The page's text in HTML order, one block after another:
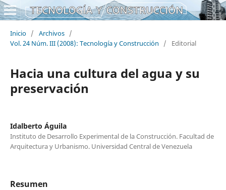
Inicio / Archivos /
Vol. 24 Núm. III (2008): Tecnología y Construcción
/ Editorial
Hacia una cultura del agua y su
preservación
Idalberto Águila
Instituto de Desarrollo Experimental de la Construcción. Facultad de
Arquitectura y Urbanismo. Universidad Central de Venezuela
Resumen